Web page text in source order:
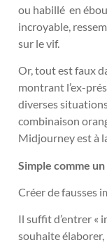
ou habillé en
incroyable,
sur le vif.
Or, tout est faux
montrant l’ex-
diverses
combinaison
Midjourney est à
Simple comme un
Créer de fausses
Il suffit d’entrer «
souhaite